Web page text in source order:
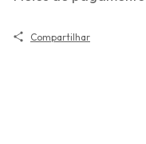
Compartilhar